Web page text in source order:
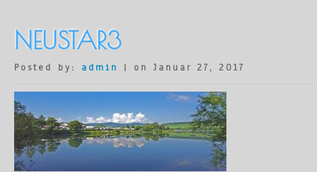
NEUSTAR3
Posted by: admin | on Januar 27, 2017